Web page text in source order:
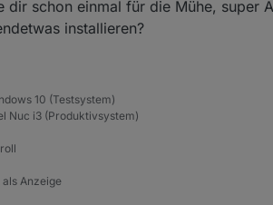
dir schon einmal für die Mühe, super
installieren?
10 (Testsystem)
Nuc i3 (Produktivsystem)
als Anzeige